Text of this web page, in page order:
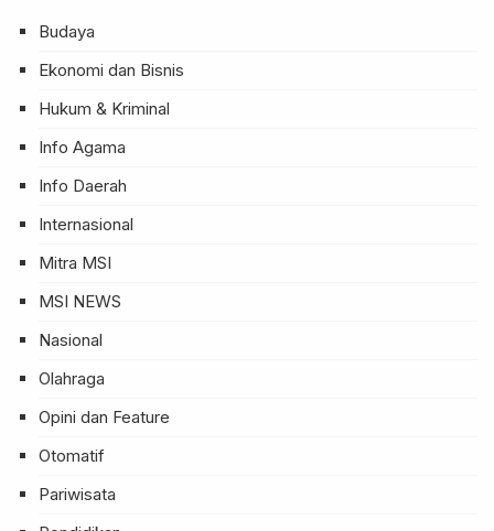
Budaya
Ekonomi dan Bisnis
Hukum & Kriminal
Info Agama
Info Daerah
Internasional
Mitra MSI
MSI NEWS
Nasional
Olahraga
Opini dan Feature
Otomatif
Pariwisata